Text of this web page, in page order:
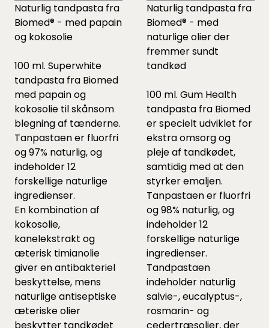
Naturlig tandpasta fra
Biomed® - med papain
og kokosolie
100 ml. Superwhite
tandpasta fra Biomed
med papain og
kokosolie til skånsom
blegning af tænderne.
Tanpastaen er fluorfri
og 97% naturlig, og
indeholder 12
forskellige naturlige
ingredienser.
En kombination af
kokosolie,
kanelekstrakt og
æterisk timianolie
giver en antibakteriel
beskyttelse, mens
naturlige antiseptiske
æteriske olier
beskytter tandkødet
Naturlig tandpasta fra
Biomed® - med
naturlige olier der
fremmer sundt
tandkød
100 ml. Gum Health
tandpasta fra Biomed
er specielt udviklet for
ekstra omsorg og
pleje af tandkødet,
samtidig med at den
styrker emaljen.
Tanpastaen er fluorfri
og 98% naturlig, og
indeholder 12
forskellige naturlige
ingredienser.
Tandpastaen
indeholder naturlig
salvie-, eucalyptus-,
rosmarin- og
cedertræsolier, der